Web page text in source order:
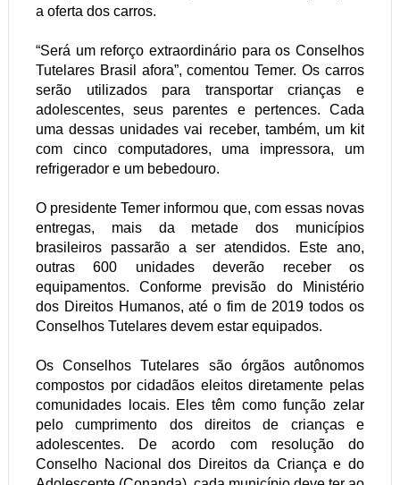
a oferta dos carros.
“Será um reforço extraordinário para os Conselhos
Tutelares Brasil afora”, comentou Temer. Os carros
serão utilizados para transportar crianças e
adolescentes, seus parentes e pertences. Cada
uma dessas unidades vai receber, também, um kit
com cinco computadores, uma impressora, um
refrigerador e um bebedouro.
O presidente Temer informou que, com essas novas
entregas, mais da metade dos municípios
brasileiros passarão a ser atendidos. Este ano,
outras 600 unidades deverão receber os
equipamentos. Conforme previsão do Ministério
dos Direitos Humanos, até o fim de 2019 todos os
Conselhos Tutelares devem estar equipados.
Os Conselhos Tutelares são órgãos autônomos
compostos por cidadãos eleitos diretamente pelas
comunidades locais. Eles têm como função zelar
pelo cumprimento dos direitos de crianças e
adolescentes. De acordo com resolução do
Conselho Nacional dos Direitos da Criança e do